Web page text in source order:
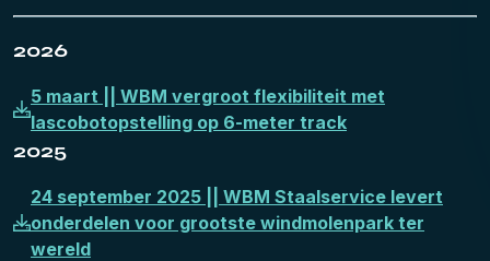
2026
5 maart || WBM vergroot flexibiliteit met
lascobotopstelling op 6-meter track
2025
24 september 2025 || WBM Staalservice levert
onderdelen voor grootste windmolenpark ter
wereld